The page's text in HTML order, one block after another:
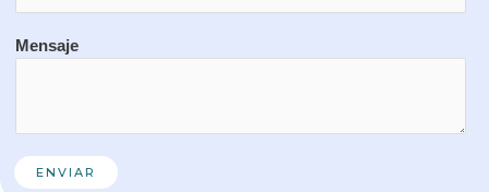
Mensaje
ENVIAR